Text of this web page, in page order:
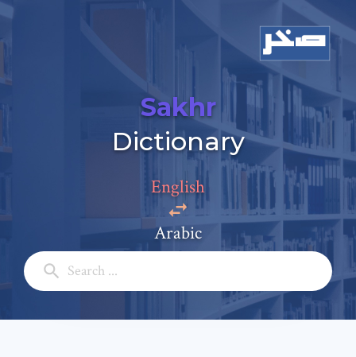
Sakhr
Dictionary
English
Arabic
Add a comment
Email: *
Full Name: *